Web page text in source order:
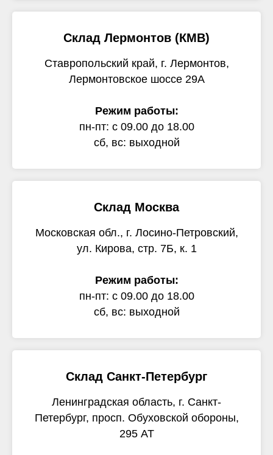
Склад Лермонтов (КМВ)
Ставропольский край, г. Лермонтов,
Лермонтовское шоссе 29А
Режим работы:
пн-пт: с 09.00 до 18.00
сб, вс: выходной
Склад Москва
Московская обл., г. Лосино-Петровский,
ул. Кирова, стр. 7Б, к. 1
Режим работы:
пн-пт: с 09.00 до 18.00
сб, вс: выходной
Склад Санкт-Петербург
Ленинградская область, г. Санкт-
Петербург, просп. Обуховской обороны,
295 АТ